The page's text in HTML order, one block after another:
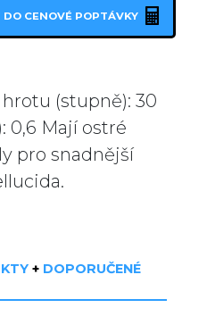
DO CENOVÉ POPTÁVKY
hrotu (stupně): 30
0,6 Mají ostré
pro snadnější
+DOPORUČENÉ